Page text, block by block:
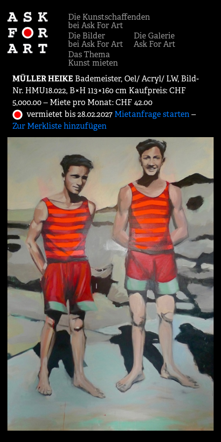
Die Kunstschaffenden
bei Ask For Art
Die Bilder
bei Ask For Art
Die Galerie
Ask For Art
Das Thema
Kunst mieten
MÜLLER HEIKE Bademeister, Oel/ Acryl/ LW, Bild-
Nr. HMU18.022, B×H 113×160 cm Kaufpreis: CHF
5,000.00 ‒ Miete pro Monat: CHF 42.00
vermietet bis 28.02.2027 Mietanfrage starten‒
Zur Merkliste hinzufügen